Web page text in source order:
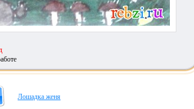
Лошадка женя